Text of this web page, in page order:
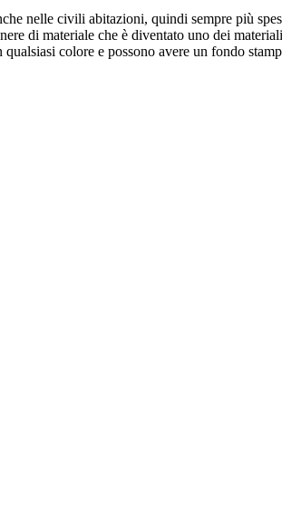
nelle civili abitazioni, quindi sempre più
di materiale che è diventato uno dei
colore e possono avere un fondo